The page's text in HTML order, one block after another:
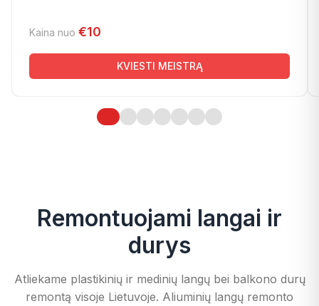
Kaina nuo €10
KVIESTI MEISTRĄ
Remontuojami langai ir
durys
Atliekame plastikinių ir medinių langų bei balkono durų
remontą visoje Lietuvoje. Aliuminių langų remonto